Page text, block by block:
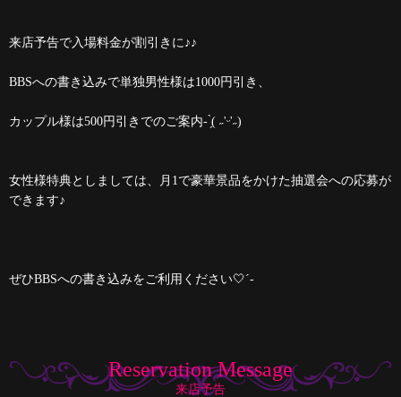
来店予告で入場料金が割引きに♪♪
BBSへの書き込みで単独男性様は1000円引き、
カップル様は500円引きでのご案内- ̗̀( ˶'ᵕ'˶)
女性様特典としましては、月1で豪華景品をかけた抽選会への応募が
できます♪
ぜひBBSへの書き込みをご利用ください🤍´-
Reservation Message
来店予告